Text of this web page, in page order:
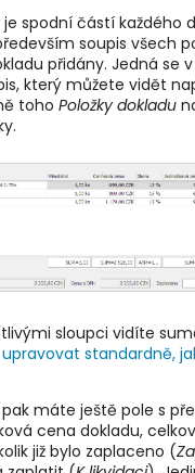
je spodní částí každého
soupis všech
přidány. Jedná se
který můžete vidět
toho Položky dokladu
sloupci vidíte
upravovat standardně,
máte ještě pole s
cena dokladu,
již bylo zaplaceno (